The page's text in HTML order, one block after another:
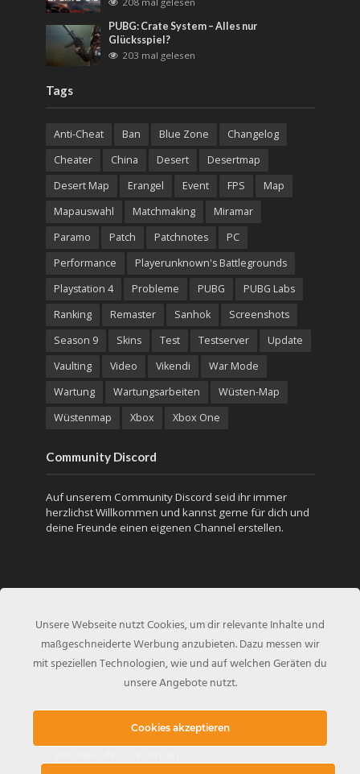
PUBG: Crate System – Alles nur
Glücksspiel?
203 mal gelesen
Tags
Anti-Cheat Ban Blue Zone
Changelog
Cheater
China Desert
Desertmap
Desert Map
Erangel Event FPS
Map
Mapauswahl
Matchmaking
Miramar
Paramo
Patch Patchnotes
PC
Performance
Playerunknown's Battlegrounds
Playstation 4
Probleme PUBG
PUBG Labs
Ranking
Remaster Sanhok
Screenshots
Season 9
Skins Test Testserver
Update
Vaulting
Video Vikendi
War Mode
Wartung
Wartungsarbeiten
Wüsten-Map
Wüstenmap
Xbox Xbox One
Community Discord
Auf unserem Community Discord seid ihr immer
herzlichst Willkommen und kannst gerne für dich und
deine Freunde einen eigenen Channel erstellen.
Copyright © 2017 - Created byPUBG-Inside.de
Unsere Webseite nutzt Cookies, um dir relevante Inhalte und
maßgeschneiderte Werbung anzubieten. Dazu messen wir
mit speziellen Technologien, wie und auf welchen Geräten du
unsere Angebote nutzt.
Cookies akzeptieren